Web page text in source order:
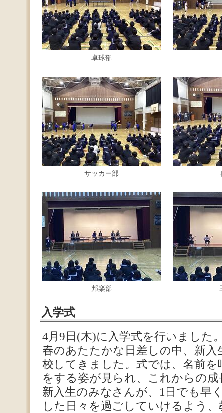
卓球部
サッカー部
邦楽部
入学式
4月9日(木)に入学式を行いました
春のあたたかな日差しの中、新
校してきました。式では、名前
をする姿が見られ、これからの
新入生のみなさんが、1日でも早
した日々を過ごしていけるよう